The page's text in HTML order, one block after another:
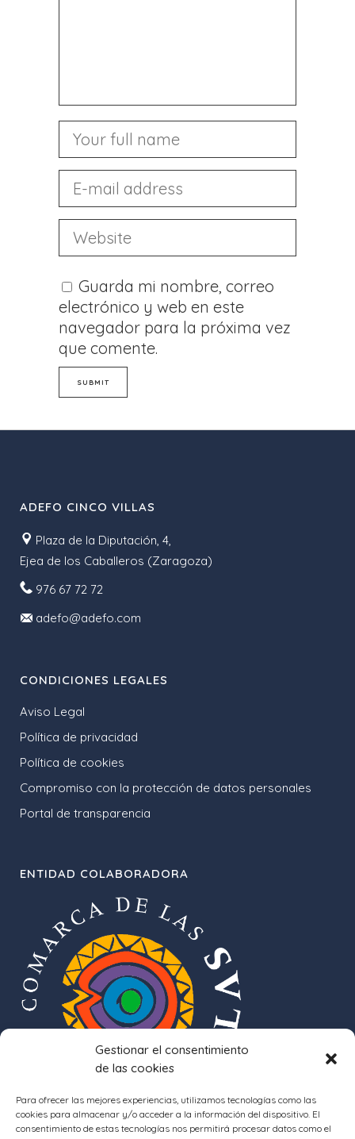
Gestionar el consentimiento
de las cookies
Para ofrecer las mejores experiencias, utilizamos tecnologías como las
cookies para almacenar y/o acceder a la información del dispositivo. El
consentimiento de estas tecnologías nos permitirá procesar datos como el
Guarda mi nombre, correo
electrónico y web en este
navegador para la próxima vez
que comente.
ADEFO CINCO VILLAS
Plaza de la Diputación, 4,
Ejea de los Caballeros (Zaragoza)
976 67 72 72
adefo@adefo.com
CONDICIONES LEGALES
Aviso Legal
Política de privacidad
Política de cookies
Compromiso con la protección de datos personales
Portal de transparencia
ENTIDAD COLABORADORA